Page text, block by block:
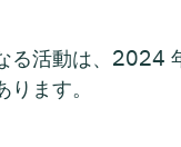
る活動は、
ます。